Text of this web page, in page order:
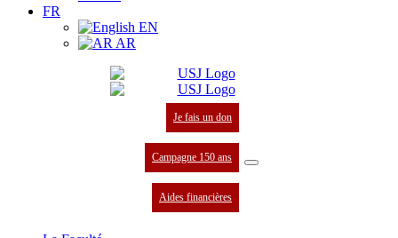
FR
EN
AR
Je fais un don
Campagne 150 ans
Aides financières